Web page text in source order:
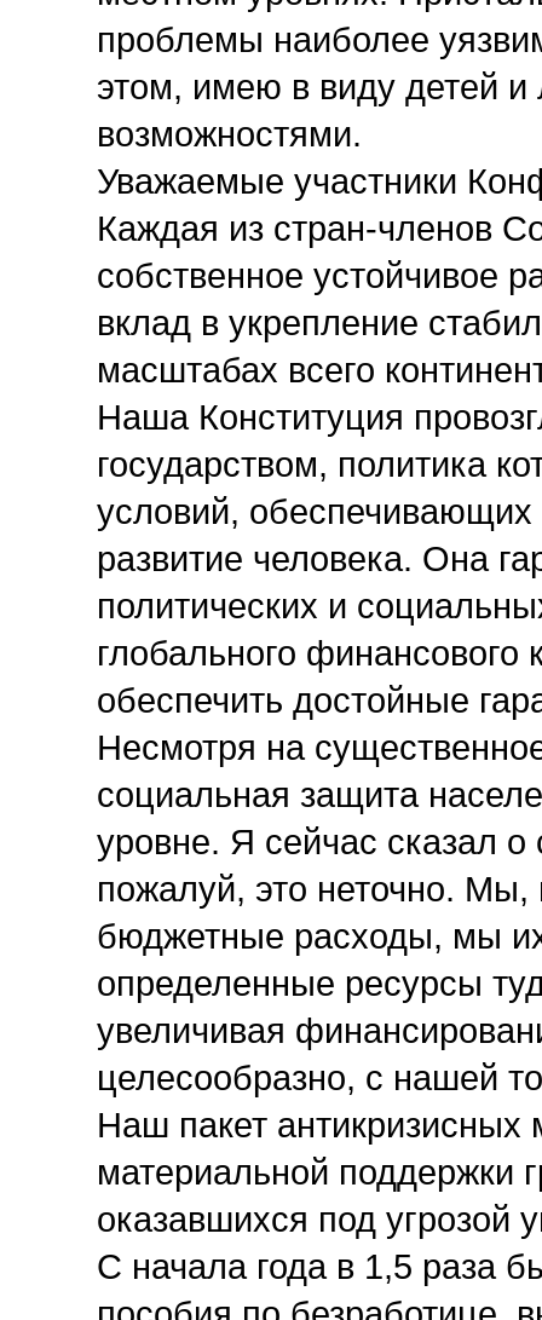
проблемы наиболее
этом, имею в виду детей
возможностями.
Уважаемые участники
Каждая из стран-членов
собственное устойчивое
вклад в укрепление
масштабах всего
Наша Конституция
государством, политика
условий,
развитие человека. Она
политических и
глобального
обеспечить достойные
Несмотря на
социальная защита
уровне. Я сейчас сказал
пожалуй, это неточно.
бюджетные расходы, мы
определенные ресурсы
увеличивая
целесообразно, с нашей
Наш пакет антикризисных
материальной поддержки
оказавшихся под угрозой
С начала года в 1,5 раза